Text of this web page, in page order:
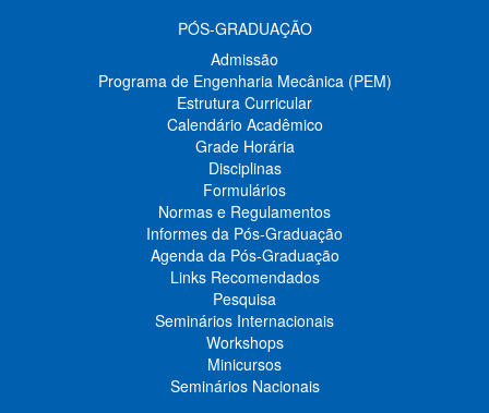
PÓS-GRADUAÇÃO
Admissão
Programa de Engenharia Mecânica (PEM)
Estrutura Curricular
Calendário Acadêmico
Grade Horária
Disciplinas
Formulários
Normas e Regulamentos
Informes da Pós-Graduação
Agenda da Pós-Graduação
Links Recomendados
Pesquisa
Seminários Internacionais
Workshops
Minicursos
Seminários Nacionais